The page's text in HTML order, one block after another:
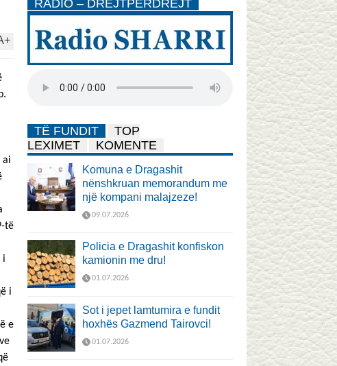
+
ai
të
i
i
e
RADIO – DREJTPËRDREJT
TË FUNDIT
TOP
LEXIMET
KOMENTE
Komuna e Dragashit
nënshkruan memorandum me
një kompani malajzeze!
09.07.2026
Policia e Dragashit konfiskon
kamionin me dru!
01.07.2026
Sot i jepet lamtumira e fundit
hoxhës Gazmend Tairovci!
01.07.2026